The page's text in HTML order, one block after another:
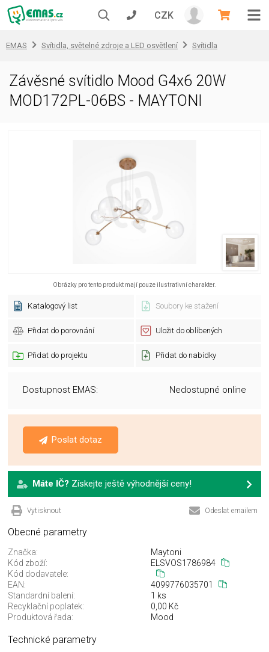
CZK
EMAS Svítidla, světelné zdroje a LED osvětlení Svítidla
Závěsné svítidlo Mood G4x6 20W
MOD172PL-06BS - MAYTONI
Obrázky pro tento produkt mají pouze ilustrativní charakter.
Katalogový list Soubory ke stažení
Přidat do porovnání Uložit do oblíbených
Přidat do projektu Přidat do nabídky
Dostupnost EMAS: Nedostupné online
Poslat dotaz
Máte IČ? Získejte ještě výhodnější ceny!
Vytisknout Odeslat emailem
Obecné parametry
Značka:
Maytoni
Kód zboží:
ELSVOS1786984
Kód dodavatele:
EAN:
4099776035701
Standardní balení:
1 ks
Recyklační poplatek:
0,00 Kč
Produktová řada:
Mood
Technické parametry